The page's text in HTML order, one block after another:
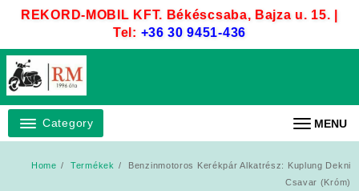
REKORD-MOBIL KFT. Békéscsaba, Bajza u. 15. |
Tel: +36 30 9451-436
Category MENU
Home Termékek
Benzinmotoros Kerékpár Alkatrész: Kuplung Dekni
Csavar (Króm)